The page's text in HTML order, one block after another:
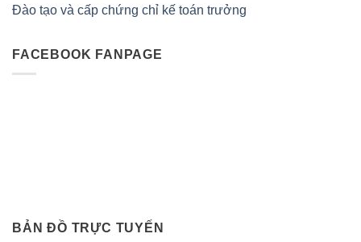
Đào tạo và cấp chứng chỉ kế toán trưởng
FACEBOOK FANPAGE
BẢN ĐỒ TRỰC TUYẾN